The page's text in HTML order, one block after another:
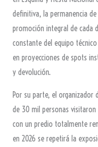
definitiva, la permanencia
promoción integral de cada
constante del equipo
en proyecciones de spots
y devolución.
Por su parte, el organizador
de 30 mil personas
con un predio totalmente
en 2026 se repetirá la